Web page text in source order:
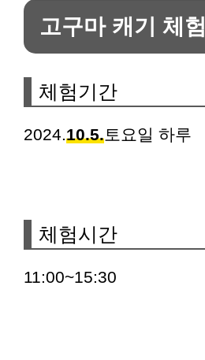
고구마 캐기 체험
체험기간
2024. 10.5.토요일 하루
체험시간
11:00~15:30